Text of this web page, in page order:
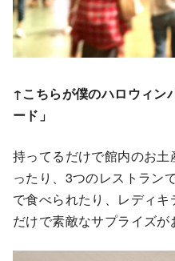
↑こちらが僕のハロウィン
ード」
持ってるだけで館内のお
ったり、3つのレストラン
で食べられたり、レディ
だけで素敵なサプライズが